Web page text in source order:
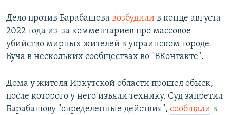
Дело против Барабашова возбудили в конце августа
2022 года из-за комментариев про массовое
убийство мирных жителей в украинском городе
Буча в нескольких сообществах во "ВКонтакте".
Дома у жителя Иркутской области прошел обыск,
после которого у него изъяли технику. Суд запретил
Барабашову "определенные действия", сообщали в